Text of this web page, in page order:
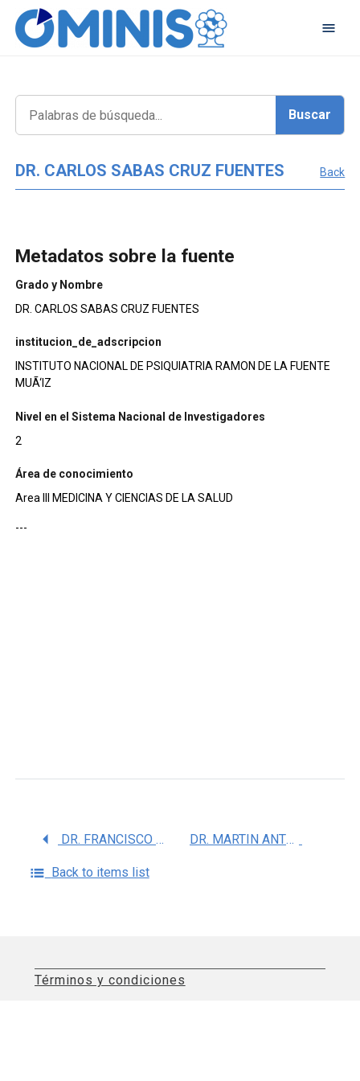
DR. CARLOS SABAS CRUZ FUENTES Back
Metadatos sobre la fuente
Grado y Nombre
DR. CARLOS SABAS CRUZ FUENTES
institucion_de_adscripcion
INSTITUTO NACIONAL DE PSIQUIATRIA RAMON DE LA FUENTE
MUÃ‘IZ
Nivel en el Sistema Nacional de Investigadores
2
Área de conocimiento
Area III MEDICINA Y CIENCIAS DE LA SALUD
---
DR. FRANCISCO JULIO PELLICER GRAHAM DR. MARTIN ANTONIO MARCELO ED VALENCIA COLLAZOS
Back to items list
Términos y condiciones